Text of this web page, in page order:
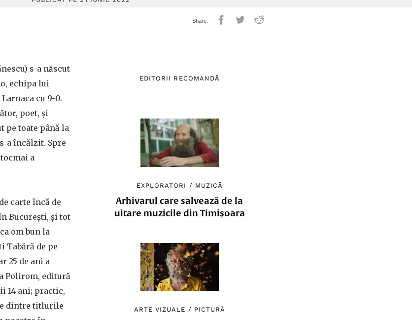
EDITORII RECOMANDĂ
EXPLORATORI / MUZICĂ
Arhivarul care salvează de la
uitare muzicile din Timișoara
ARTE VIZUALE / PICTURĂ
s-a născut
echipa lui
cu 9-0.
poet, și
pe toate până la
a încălzit. Spre
a
carte încă de
București, și tot
om bun la
Tabără de pe
25 de ani a
Polirom, editură
14 ani; practic,
dintre titlurile